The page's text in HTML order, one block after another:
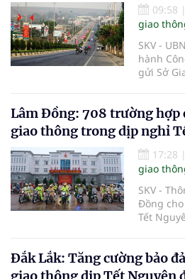
09:58 |
giao
SKV -
hành
gửi Sở
thông
Chí Minh
Đăk Hà.
Lâm Đồng: 708 trường hợp
giao thông trong dịp nghỉ
17:28 |
giao
SKV -
Đồng
Tết
có 708
nạn giao
Đắk Lắk: Tăng cường bảo
giao thông dịp Tết Nguyên